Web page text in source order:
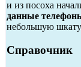
и из посоха
данные
небольшую
Справочник